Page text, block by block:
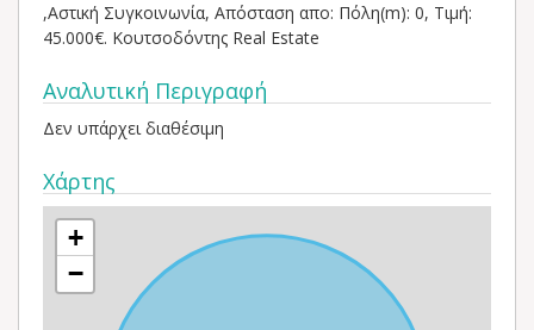
,Αστική Συγκοινωνία, Απόσταση απο: Πόλη(m): 0, Τιμή:
45.000€. Κουτσοδόντης Real Estate
Αναλυτική Περιγραφή
Δεν υπάρχει διαθέσιμη
Χάρτης
+
−